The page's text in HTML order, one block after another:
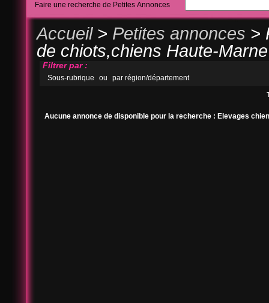
Faire une recherche de Petites Annonces
Accueil> Petites annonces >
de chiots,chiens Haute-
Filtrer par :
Sous-rubrique ou par région/département
Aucune annonce de disponible pour la recherche : Elevages